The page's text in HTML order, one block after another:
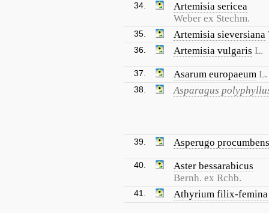
34.
Artemisia sericea
Weber ex Stechm.
35. Artemisia sieversiana
36. Artemisia vulgaris L.
37. Asarum europaeum L.
38. Asparagus
39. Asperugo procumbens
40.
Aster bessarabicus
Bernh. ex Rchb.
41. Athyrium filix-femina